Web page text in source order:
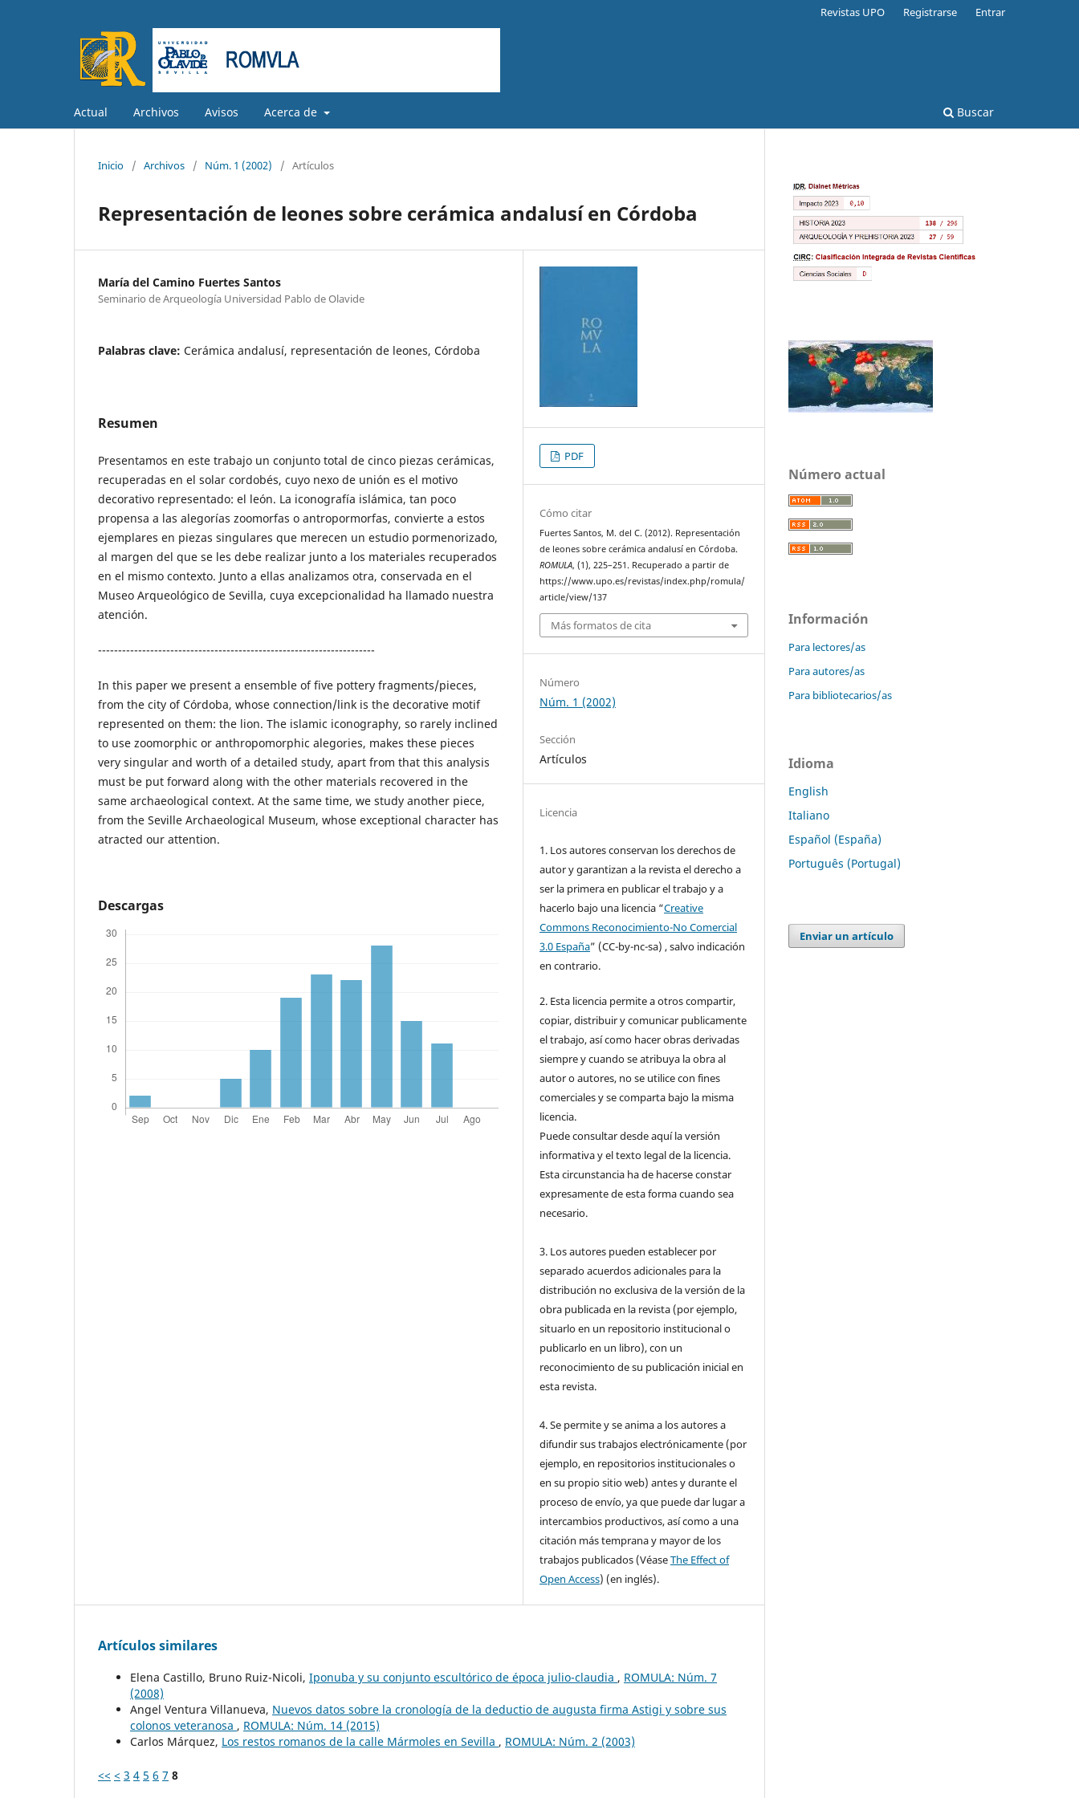
Actual Archivos Avisos Acerca de Buscar
Revistas UPO Registrarse Entrar
Inicio / Archivos / Núm. 1 (2002) / Artículos
Representación de leones sobre cerámica andalusí en Córdoba
María del Camino Fuertes Santos
Seminario de Arqueología Universidad Pablo de Olavide
Palabras clave: Cerámica andalusí, representación de leones, Córdoba
Resumen
Presentamos en este trabajo un conjunto total de cinco piezas cerámicas,
recuperadas en el solar cordobés, cuyo nexo de unión es el motivo
decorativo representado: el león. La iconografía islámica, tan poco
propensa a las alegorías zoomorfas o antropormorfas, convierte a estos
ejemplares en piezas singulares que merecen un estudio pormenorizado,
al margen del que se les debe realizar junto a los materiales recuperados
en el mismo contexto. Junto a ellas analizamos otra, conservada en el
Museo Arqueológico de Sevilla, cuya excepcionalidad ha llamado nuestra
atención.
---------------------------------------------------------------------
In this paper we present a ensemble of five pottery fragments/pieces,
from the city of Córdoba, whose connection/link is the decorative motif
represented on them: the lion. The islamic iconography, so rarely inclined
to use zoomorphic or anthropomorphic alegories, makes these pieces
very singular and worth of a detailed study, apart from that this analysis
must be put forward along with the other materials recovered in the
same archaeological context. At the same time, we study another piece,
from the Seville Archaeological Museum, whose exceptional character has
atracted our attention.
Descargas
PDF
Cómo citar
Fuertes Santos, M. del C. (2012). Representación
de leones sobre cerámica andalusí en Córdoba.
ROMULA, (1), 225–251. Recuperado a partir de
https://www.upo.es/revistas/index.php/romula/
article/view/137
Más formatos de cita
Número
Núm. 1 (2002)
Sección
Artículos
Licencia
1. Los autores conservan los derechos de
autor y garantizan a la revista el derecho a
ser la primera en publicar el trabajo y a
hacerlo bajo una licencia “Creative
Commons Reconocimiento-No Comercial
3.0 España” (CC-by-nc-sa) , salvo indicación
en contrario.
2. Esta licencia permite a otros compartir,
copiar, distribuir y comunicar publicamente
el trabajo, así como hacer obras derivadas
siempre y cuando se atribuya la obra al
autor o autores, no se utilice con fines
comerciales y se comparta bajo la misma
licencia.
Puede consultar desde aquí la versión
informativa y el texto legal de la licencia.
Esta circunstancia ha de hacerse constar
expresamente de esta forma cuando sea
necesario.
3. Los autores pueden establecer por
separado acuerdos adicionales para la
distribución no exclusiva de la versión de la
obra publicada en la revista (por ejemplo,
situarlo en un repositorio institucional o
publicarlo en un libro), con un
reconocimiento de su publicación inicial en
esta revista.
4. Se permite y se anima a los autores a
difundir sus trabajos electrónicamente (por
ejemplo, en repositorios institucionales o
en su propio sitio web) antes y durante el
proceso de envío, ya que puede dar lugar a
intercambios productivos, así como a una
citación más temprana y mayor de los
trabajos publicados (VéaseThe Effect of
Open Access) (en inglés).
Artículos similares
Elena Castillo, Bruno Ruiz-Nicoli, Iponuba y su conjunto escultórico de época julio-claudia , ROMULA: Núm. 7
(2008)
Angel Ventura Villanueva, Nuevos datos sobre la cronología de la deductio de augusta firma Astigi y sobre sus
colonos veteranosa , ROMULA: Núm. 14 (2015)
Carlos Márquez, Los restos romanos de la calle Mármoles en Sevilla , ROMULA: Núm. 2 (2003)
<< < 3 4 5 6 7 8
Número actual
Información
Para lectores/as
Para autores/as
Para bibliotecarios/as
Idioma
English
Italiano
Español (España)
Português (Portugal)
Enviar un artículo